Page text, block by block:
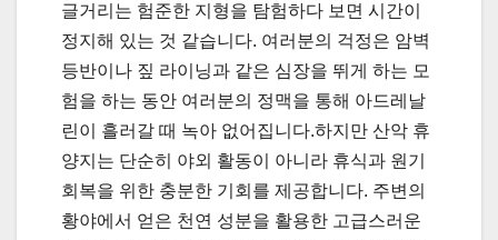
글거리는 험준한 지형을 탐험하다 보면 시간이
정지해 있는 것 같습니다. 여러분의 걱정은 암벽
등반이나 짚 라이닝과 같은 심장을 뛰게 하는 모
험을 하는 동안 여러분의 정맥을 통해 아드레날
린이 흘러갈 때 녹아 없어집니다.하지만 산악 휴
양지는 단순히 야외 활동이 아니라 휴식과 원기
회복을 위한 충분한 기회를 제공합니다. 주변의
황야에서 얻은 천연 성분을 활용한 고급스러운